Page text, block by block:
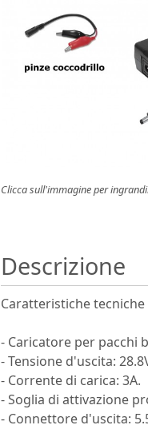
Clicca sull'immagine per
Descrizione
Caratteristiche tecniche
- Caricatore per pacchi
- Tensione d'uscita:
- Corrente di carica: 3A.
- Soglia di attivazione
- Connettore d'uscita: